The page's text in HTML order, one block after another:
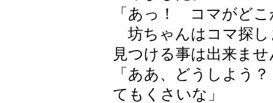
「あっ！ コマがど
坊ちゃんはコマ探し
見つける事は出来ま
「ああ、どうしよう
てもくさいな」